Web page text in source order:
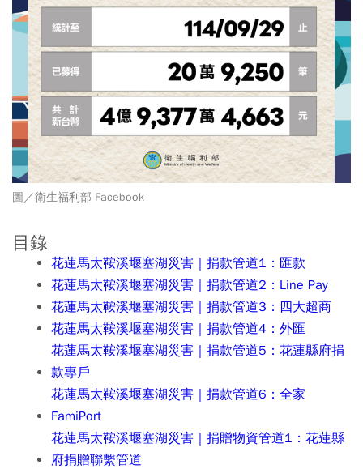
圖／衛生福利部 Facebook
目錄
花蓮馬太鞍溪堰塞湖災害｜捐款管道1：匯款
花蓮馬太鞍溪堰塞湖災害｜捐款管道2：Line Pay
花蓮馬太鞍溪堰塞湖災害｜捐款管道3：四大超商
花蓮馬太鞍溪堰塞湖災害｜捐款管道4：外匯
花蓮馬太鞍溪堰塞湖災害｜捐款管道5：花蓮縣府捐
款專戶
花蓮馬太鞍溪堰塞湖災害｜捐款管道6：全家
FamiPort
花蓮馬太鞍溪堰塞湖災害｜捐贈物資管道1：花蓮縣
府捐贈聯繫管道